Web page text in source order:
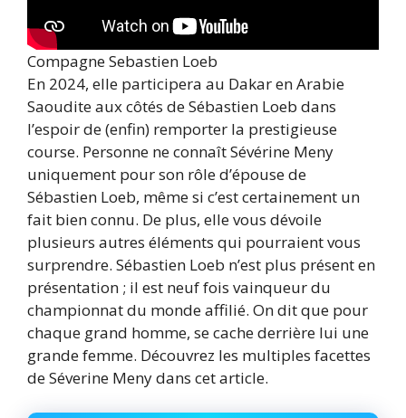
Compagne Sebastien Loeb
En 2024, elle participera au Dakar en Arabie
Saoudite aux côtés de Sébastien Loeb dans
l’espoir de (enfin) remporter la prestigieuse
course. Personne ne connaît Sévérine Meny
uniquement pour son rôle d’épouse de
Sébastien Loeb, même si c’est certainement un
fait bien connu. De plus, elle vous dévoile
plusieurs autres éléments qui pourraient vous
surprendre. Sébastien Loeb n’est plus présent en
présentation ; il est neuf fois vainqueur du
championnat du monde affilié. On dit que pour
chaque grand homme, se cache derrière lui une
grande femme. Découvrez les multiples facettes
de Séverine Meny dans cet article.